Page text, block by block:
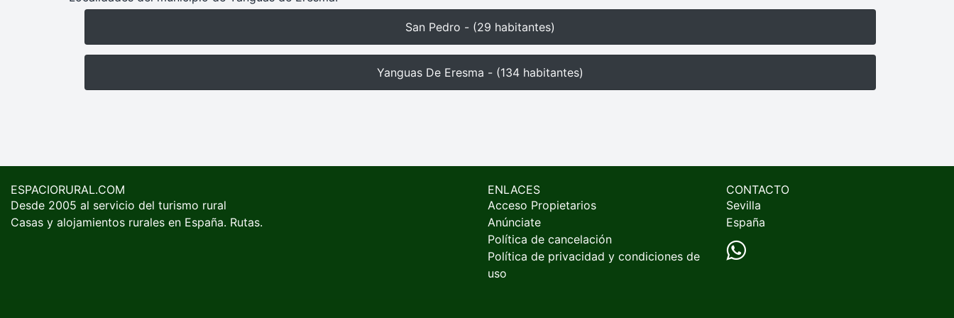
San Pedro - (29 habitantes)
Yanguas De Eresma - (134 habitantes)
ESPACIORURAL.COM
Desde 2005 al servicio del turismo rural
Casas y alojamientos rurales en España. Rutas.
ENLACES
Acceso Propietarios
Anúnciate
Política de cancelación
Política de privacidad y condiciones de
uso
CONTACTO
Sevilla
España